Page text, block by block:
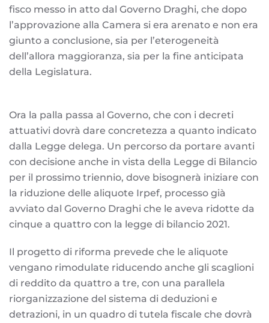
fisco messo in atto dal Governo Draghi, che dopo
l’approvazione alla Camera si era arenato e non era
giunto a conclusione, sia per l’eterogeneità
dell’allora maggioranza, sia per la fine anticipata
della Legislatura.
Ora la palla passa al Governo, che con i decreti
attuativi dovrà dare concretezza a quanto indicato
dalla Legge delega. Un percorso da portare avanti
con decisione anche in vista della Legge di Bilancio
per il prossimo triennio, dove bisognerà iniziare con
la riduzione delle aliquote Irpef, processo già
avviato dal Governo Draghi che le aveva ridotte da
cinque a quattro con la legge di bilancio 2021.
Il progetto di riforma prevede che le aliquote
vengano rimodulate riducendo anche gli scaglioni
di reddito da quattro a tre, con una parallela
riorganizzazione del sistema di deduzioni e
detrazioni, in un quadro di tutela fiscale che dovrà